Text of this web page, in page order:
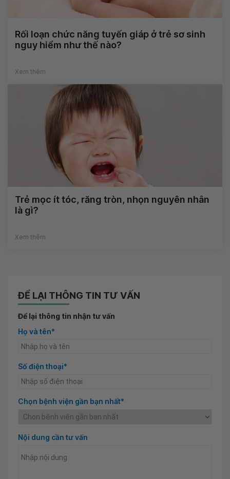
Rối loạn chức năng tuyến giáp ở trẻ sơ sinh
nguy hiểm như thế nào?
Xem thêm
Trẻ mọc ít tóc, răng tròn, nhọn nguyên nhân
là gì?
Xem thêm
ĐỂ LẠI THÔNG TIN TƯ VẤN
Để lại thông tin nhận tư vấn
Họ và tên*
Số điện thoại*
Chọn bệnh viện gần bạn nhất*
Nội dung cần tư vấn